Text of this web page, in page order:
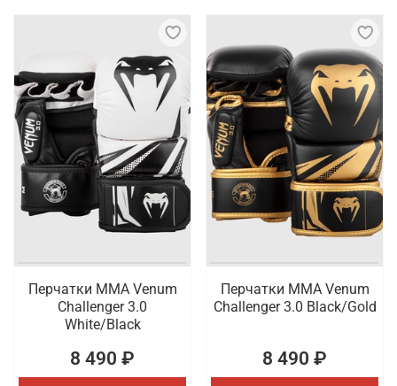
Перчатки ММА Venum
Challenger 3.0
White/Black
8 490 ₽
Перчатки ММА Venum
Challenger 3.0 Black/Gold
8 490 ₽